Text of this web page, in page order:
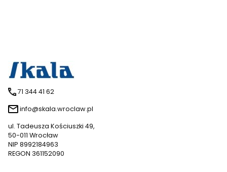
71 344 41 62
info@skala.wroclaw.pl
ul. Tadeusza Kościuszki 49,
50-011 Wrocław
NIP 8992184963
REGON 361152090